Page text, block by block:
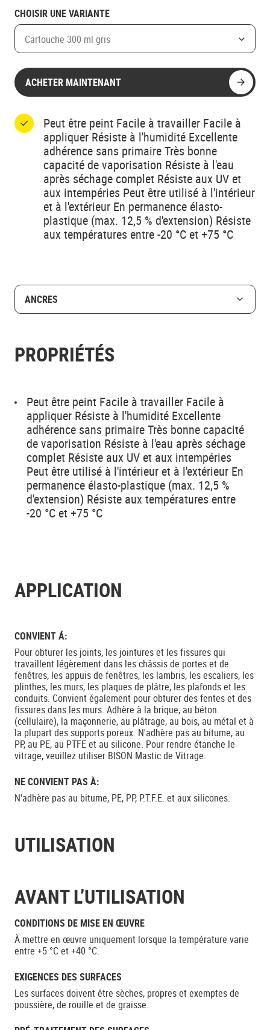
CHOISIR UNE VARIANTE
Cartouche 300 ml gris
ACHETER MAINTENANT
Peut être peint Facile à travailler Facile à
appliquer Résiste à l'humidité Excellente
adhérence sans primaire Très bonne
capacité de vaporisation Résiste à l'eau
après séchage complet Résiste aux UV et
aux intempéries Peut être utilisé à l'intérieur
et à l'extérieur En permanence élasto-
plastique (max. 12,5 % d'extension) Résiste
aux températures entre -20 °C et +75 °C
ANCRES
PROPRIÉTÉS
Peut être peint Facile à travailler Facile à
appliquer Résiste à l'humidité Excellente
adhérence sans primaire Très bonne capacité
de vaporisation Résiste à l'eau après séchage
complet Résiste aux UV et aux intempéries
Peut être utilisé à l'intérieur et à l'extérieur En
permanence élasto-plastique (max. 12,5 %
d'extension) Résiste aux températures entre
-20 °C et +75 °C
APPLICATION
CONVIENT Á:
Pour obturer les joints, les jointures et les fissures qui
travaillent légèrement dans les châssis de portes et de
fenêtres, les appuis de fenêtres, les lambris, les escaliers, les
plinthes, les murs, les plaques de plâtre, les plafonds et les
conduits. Convient également pour obturer des fentes et des
fissures dans les murs. Adhère à la brique, au béton
(cellulaire), la maçonnerie, au plâtrage, au bois, au métal et à
la plupart des supports poreux. N'adhère pas au bitume, au
PP, au PE, au PTFE et au silicone. Pour rendre étanche le
vitrage, veuillez utiliser BISON Mastic de Vitrage.
NE CONVIENT PAS À:
N'adhère pas au bitume, PE, PP, P.T.F.E. et aux silicones.
UTILISATION
AVANT L’UTILISATION
CONDITIONS DE MISE EN ŒUVRE
À mettre en œuvre uniquement lorsque la température varie
entre +5 °C et +40 °C.
EXIGENCES DES SURFACES
Les surfaces doivent être sèches, propres et exemptes de
poussière, de rouille et de graisse.